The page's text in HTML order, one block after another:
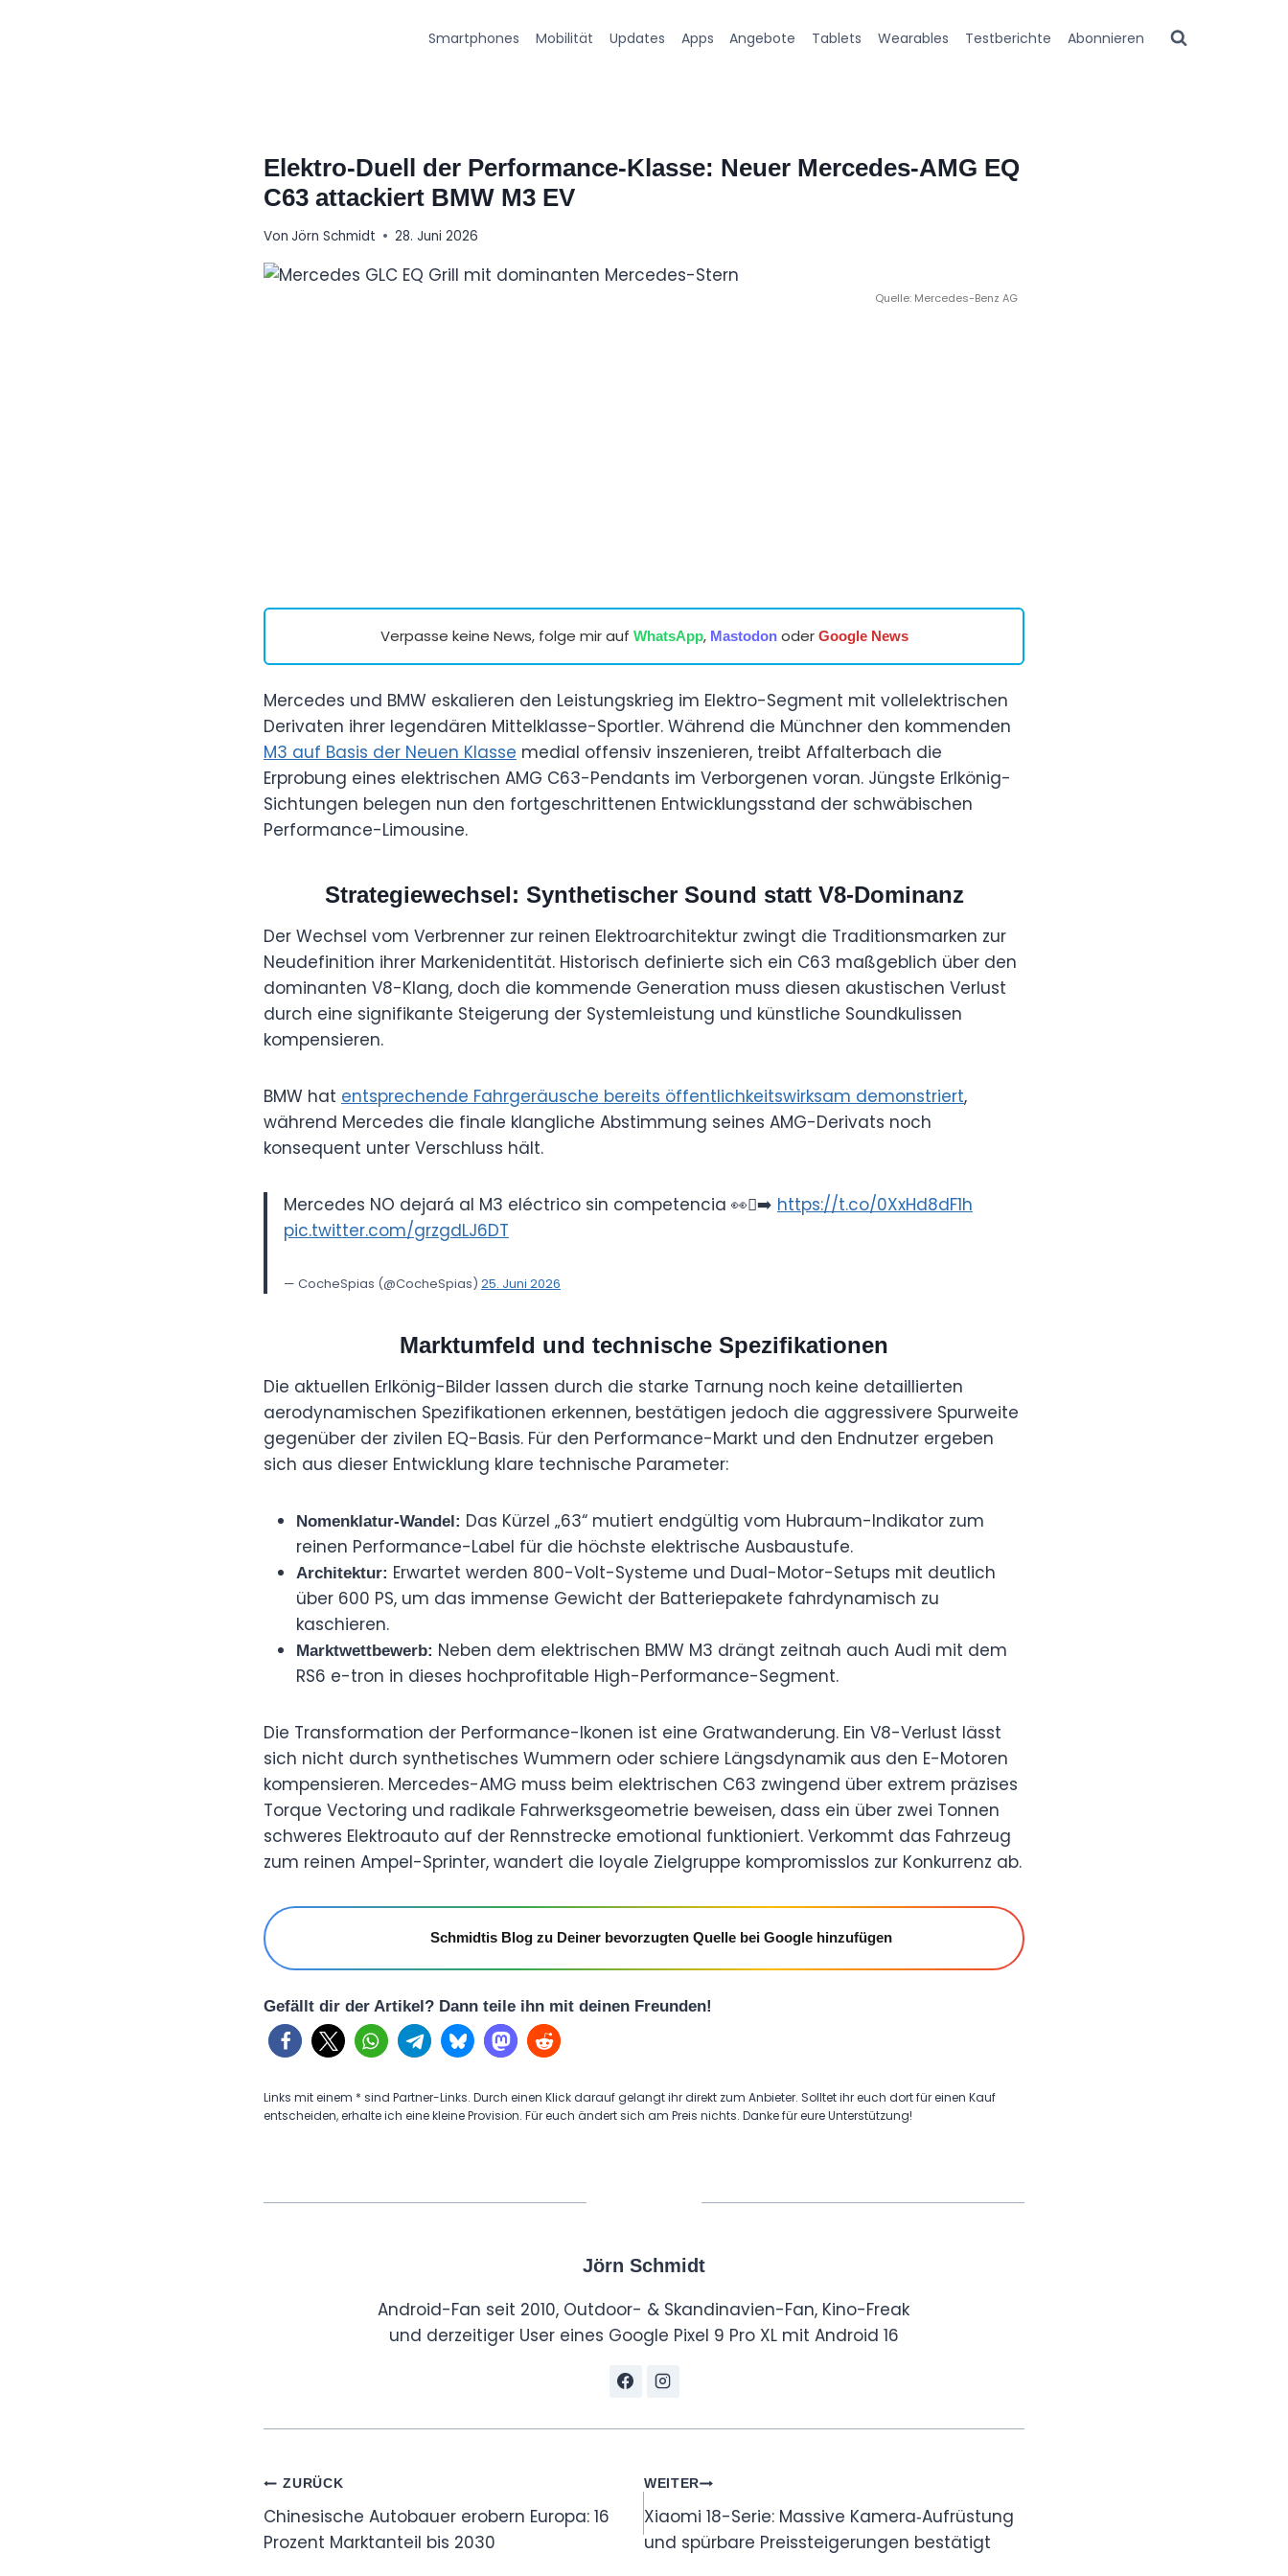
Smartphones Mobilität Updates Apps Angebote Tablets Wearables Testberichte Abonnieren
Elektro-Duell der Performance-Klasse: Neuer Mercedes-AMG EQ
C63 attackiert BMW M3 EV
Von Jörn Schmidt 28. Juni 2026
Quelle: Mercedes-Benz AG
Verpasse keine News, folge mir auf WhatsApp, Mastodonoder Google News
Mercedes und BMW eskalieren den Leistungskrieg im Elektro-Segment mit vollelektrischen
Derivaten ihrer legendären Mittelklasse-Sportler. Während die Münchner den kommenden
M3 auf Basis der Neuen Klasse medial offensiv inszenieren, treibt Affalterbach die
Erprobung eines elektrischen AMG C63-Pendants im Verborgenen voran. Jüngste Erlkönig-
Sichtungen belegen nun den fortgeschrittenen Entwicklungsstand der schwäbischen
Performance-Limousine.
Strategiewechsel: Synthetischer Sound statt V8-Dominanz
Der Wechsel vom Verbrenner zur reinen Elektroarchitektur zwingt die Traditionsmarken zur
Neudefinition ihrer Markenidentität. Historisch definierte sich ein C63 maßgeblich über den
dominanten V8-Klang, doch die kommende Generation muss diesen akustischen Verlust
durch eine signifikante Steigerung der Systemleistung und künstliche Soundkulissen
kompensieren.
BMW hat entsprechende Fahrgeräusche bereits öffentlichkeitswirksam demonstriert,
während Mercedes die finale klangliche Abstimmung seines AMG-Derivats noch
konsequent unter Verschluss hält.
Mercedes NO dejará al M3 eléctrico sin competencia 👀🫪➡️ https://t.co/0XxHd8dF1h
pic.twitter.com/grzgdLJ6DT
— CocheSpias (@CocheSpias) 25. Juni 2026
Marktumfeld und technische Spezifikationen
Die aktuellen Erlkönig-Bilder lassen durch die starke Tarnung noch keine detaillierten
aerodynamischen Spezifikationen erkennen, bestätigen jedoch die aggressivere Spurweite
gegenüber der zivilen EQ-Basis. Für den Performance-Markt und den Endnutzer ergeben
sich aus dieser Entwicklung klare technische Parameter:
Nomenklatur-Wandel: Das Kürzel „63“ mutiert endgültig vom Hubraum-Indikator zum
reinen Performance-Label für die höchste elektrische Ausbaustufe.
Architektur: Erwartet werden 800-Volt-Systeme und Dual-Motor-Setups mit deutlich
über 600 PS, um das immense Gewicht der Batteriepakete fahrdynamisch zu
kaschieren.
Marktwettbewerb: Neben dem elektrischen BMW M3 drängt zeitnah auch Audi mit dem
RS6 e-tron in dieses hochprofitable High-Performance-Segment.
Die Transformation der Performance-Ikonen ist eine Gratwanderung. Ein V8-Verlust lässt
sich nicht durch synthetisches Wummern oder schiere Längsdynamik aus den E-Motoren
kompensieren. Mercedes-AMG muss beim elektrischen C63 zwingend über extrem präzises
Torque Vectoring und radikale Fahrwerksgeometrie beweisen, dass ein über zwei Tonnen
schweres Elektroauto auf der Rennstrecke emotional funktioniert. Verkommt das Fahrzeug
zum reinen Ampel-Sprinter, wandert die loyale Zielgruppe kompromisslos zur Konkurrenz ab.
Schmidtis Blog zu Deiner bevorzugten Quelle bei Google hinzufügen
Gefällt dir der Artikel? Dann teile ihn mit deinen Freunden!
Links mit einem * sind Partner-Links. Durch einen Klick darauf gelangt ihr direkt zum Anbieter. Solltet ihr euch dort für einen Kauf
entscheiden, erhalte ich eine kleine Provision. Für euch ändert sich am Preis nichts. Danke für eure Unterstützung!
Jörn Schmidt
Android-Fan seit 2010, Outdoor- & Skandinavien-Fan, Kino-Freak
und derzeitiger User eines Google Pixel 9 Pro XL mit Android 16
Beitragsnavigation
ZURÜCK
Chinesische Autobauer erobern Europa: 16
Prozent Marktanteil bis 2030
WEITER
Xiaomi 18-Serie: Massive Kamera‑Aufrüstung
und spürbare Preissteigerungen bestätigt